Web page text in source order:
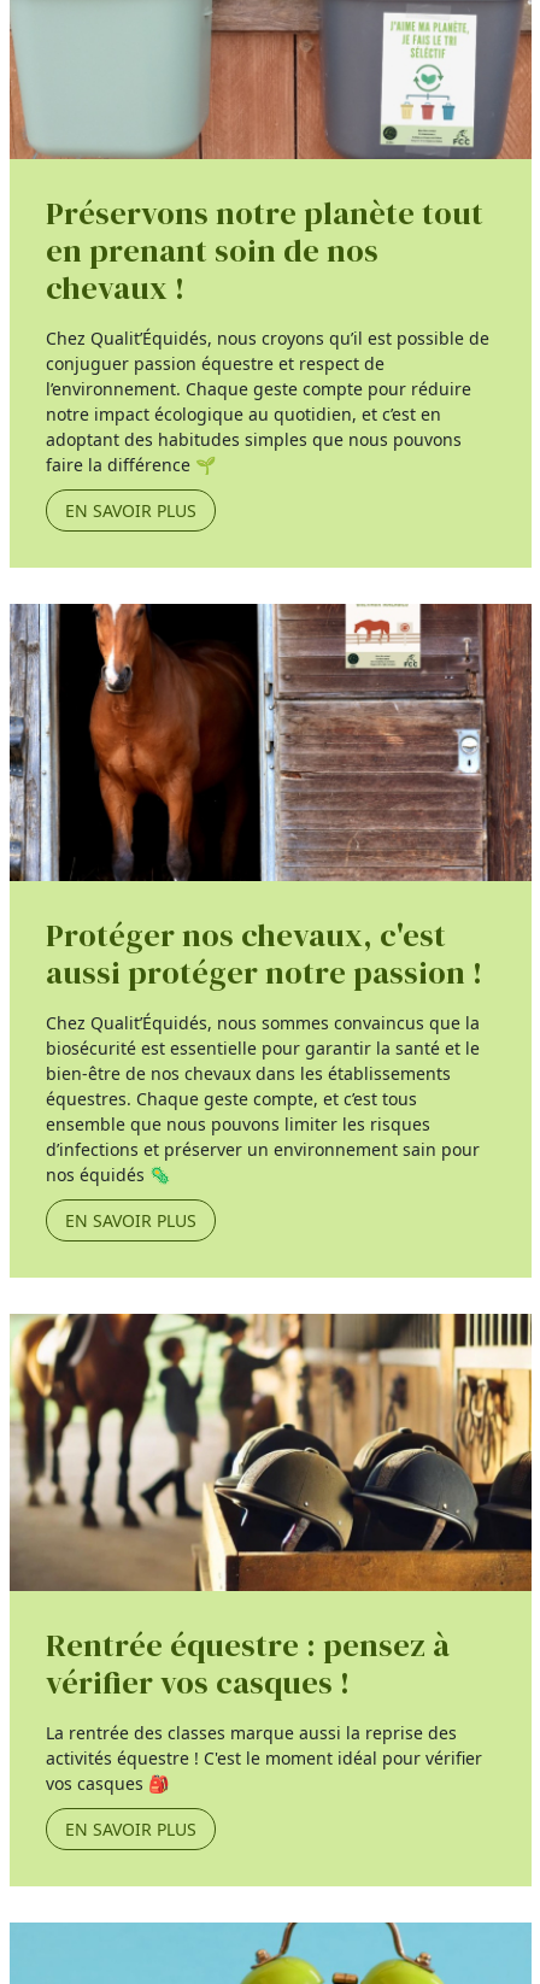
Préservons notre planète tout
en prenant soin de nos
chevaux !
Chez Qualit’Équidés, nous croyons qu’il est possible de
conjuguer passion équestre et respect de
l’environnement. Chaque geste compte pour réduire
notre impact écologique au quotidien, et c’est en
adoptant des habitudes simples que nous pouvons
faire la différence 🌱
EN SAVOIR PLUS
Protéger nos chevaux, c'est
aussi protéger notre passion !
Chez Qualit’Équidés, nous sommes convaincus que la
biosécurité est essentielle pour garantir la santé et le
bien-être de nos chevaux dans les établissements
équestres. Chaque geste compte, et c’est tous
ensemble que nous pouvons limiter les risques
d’infections et préserver un environnement sain pour
nos équidés 🦠
EN SAVOIR PLUS
Rentrée équestre : pensez à
vérifier vos casques !
La rentrée des classes marque aussi la reprise des
activités équestre ! C'est le moment idéal pour vérifier
vos casques 🎒
EN SAVOIR PLUS